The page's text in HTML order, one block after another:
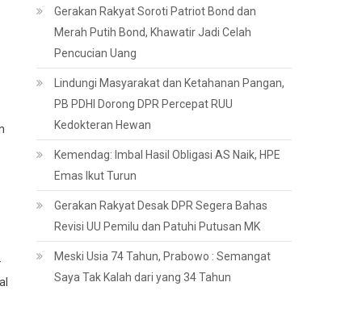
Gerakan Rakyat Soroti Patriot Bond dan
Merah Putih Bond, Khawatir Jadi Celah
Pencucian Uang
Lindungi Masyarakat dan Ketahanan Pangan,
PB PDHI Dorong DPR Percepat RUU
Kedokteran Hewan
Kemendag: Imbal Hasil Obligasi AS Naik, HPE
Emas Ikut Turun
Gerakan Rakyat Desak DPR Segera Bahas
Revisi UU Pemilu dan Patuhi Putusan MK
Meski Usia 74 Tahun, Prabowo : Semangat
Saya Tak Kalah dari yang 34 Tahun